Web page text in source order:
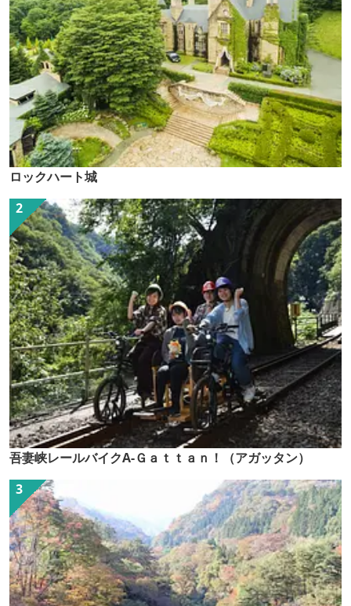
ロックハート城
吾妻峡レールバイクA-Ｇａｔｔａｎ！（アガッタン）